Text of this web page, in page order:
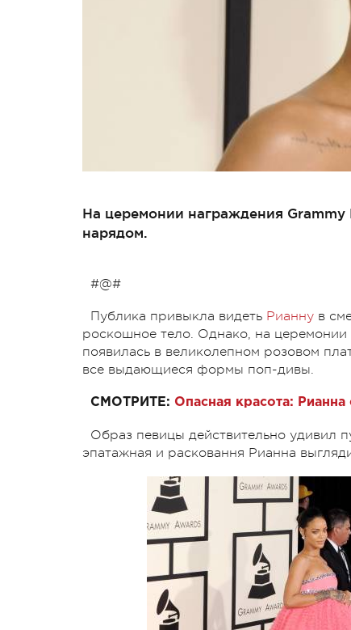
На церемонии награждения
нарядом.
#@#
Публика привыкла видеть Рианну в
роскошное тело. Однако, на
появилась в великолепном розовом
все выдающиеся формы поп-дивы.
СМОТРИТЕ: Опасная красота:
Образ певицы действительно удивил
эпатажная и расковання Рианна